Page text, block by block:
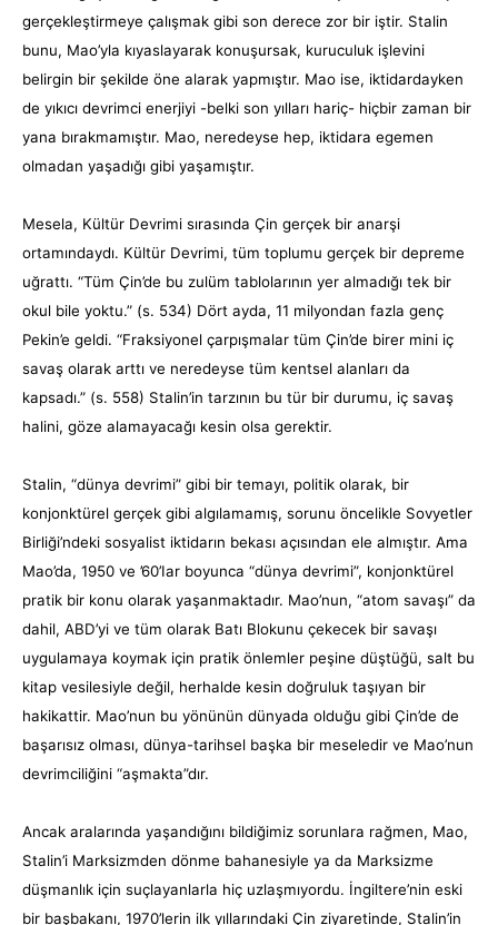
gerçekleştirmeye çalışmak gibi son derece zor bir iştir. Stalin
bunu, Mao’yla kıyaslayarak konuşursak, kuruculuk işlevini
belirgin bir şekilde öne alarak yapmıştır. Mao ise, iktidardayken
de yıkıcı devrimci enerjiyi -belki son yılları hariç- hiçbir zaman bir
yana bırakmamıştır. Mao, neredeyse hep, iktidara egemen
olmadan yaşadığı gibi yaşamıştır.
Mesela, Kültür Devrimi sırasında Çin gerçek bir anarşi
ortamındaydı. Kültür Devrimi, tüm toplumu gerçek bir depreme
uğrattı. “Tüm Çin’de bu zulüm tablolarının yer almadığı tek bir
okul bile yoktu.” (s. 534) Dört ayda, 11 milyondan fazla genç
Pekin’e geldi. “Fraksiyonel çarpışmalar tüm Çin’de birer mini iç
savaş olarak arttı ve neredeyse tüm kentsel alanları da
kapsadı.” (s. 558) Stalin’in tarzının bu tür bir durumu, iç savaş
halini, göze alamayacağı kesin olsa gerektir.
Stalin, “dünya devrimi” gibi bir temayı, politik olarak, bir
konjonktürel gerçek gibi algılamamış, sorunu öncelikle Sovyetler
Birliği’ndeki sosyalist iktidarın bekası açısından ele almıştır. Ama
Mao’da, 1950 ve ’60’Iar boyunca “dünya devrimi”, konjonktürel
pratik bir konu olarak yaşanmaktadır. Mao’nun, “atom savaşı” da
dahil, ABD’yi ve tüm olarak Batı Blokunu çekecek bir savaşı
uygulamaya koymak için pratik önlemler peşine düştüğü, salt bu
kitap vesilesiyle değil, herhalde kesin doğruluk taşıyan bir
hakikattir. Mao’nun bu yönünün dünyada olduğu gibi Çin’de de
başarısız olması, dünya-tarihsel başka bir meseledir ve Mao’nun
devrimciliğini “aşmakta”dır.
Ancak aralarında yaşandığını bildiğimiz sorunlara rağmen, Mao,
Stalin’i Marksizmden dönme bahanesiyle ya da Marksizme
düşmanlık için suçlayanlarla hiç uzlaşmıyordu. İngiltere’nin eski
bir başbakanı, 1970’lerin ilk yıllarındaki Çin ziyaretinde, Stalin’in